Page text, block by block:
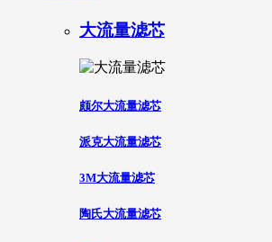
大流量滤芯
颇尔大流量滤芯
派克大流量滤芯
3M大流量滤芯
陶氏大流量滤芯